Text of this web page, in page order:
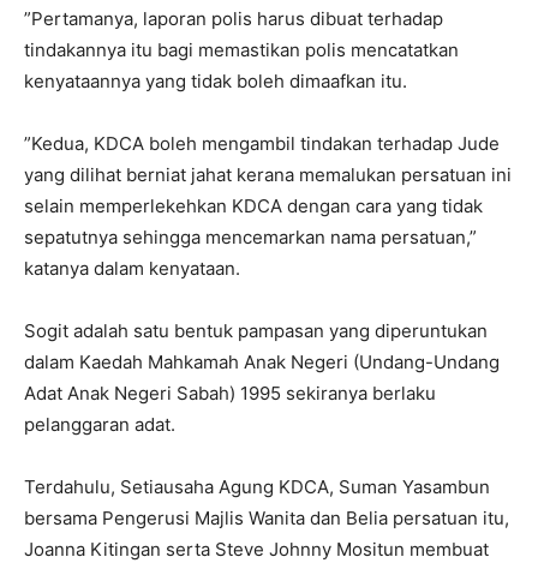
”Pertamanya, laporan polis harus dibuat terhadap
tindakannya itu bagi memastikan polis mencatatkan
kenyataannya yang tidak boleh dimaafkan itu.
”Kedua, KDCA boleh mengambil tindakan terhadap Jude
yang dilihat berniat jahat kerana memalukan persatuan ini
selain memperlekehkan KDCA dengan cara yang tidak
sepatutnya sehingga mencemarkan nama persatuan,”
katanya dalam kenyataan.
Sogit adalah satu bentuk pampasan yang diperuntukan
dalam Kaedah Mahkamah Anak Negeri (Undang-Undang
Adat Anak Negeri Sabah) 1995 sekiranya berlaku
pelanggaran adat.
Terdahulu, Setiausaha Agung KDCA, Suman Yasambun
bersama Pengerusi Majlis Wanita dan Belia persatuan itu,
Joanna Kitingan serta Steve Johnny Mositun membuat